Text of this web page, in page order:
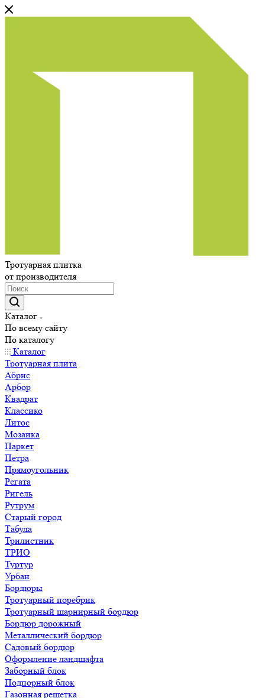
Тротуарная плитка
от производителя
Каталог
По всему сайту
По каталогу
Каталог
Тротуарная плита
Абрис
Арбор
Квадрат
Классико
Литос
Мозаика
Паркет
Петра
Прямоугольник
Регата
Ригель
Рутрум
Старый город
Табула
Трилистник
ТРИО
Туртур
Урбан
Бордюры
Тротуарный поребрик
Тротуарный шарнирный бордюр
Бордюр дорожный
Металлический бордюр
Садовый бордюр
Оформление ландшафта
Заборный блок
Подпорный блок
Газонная решетка